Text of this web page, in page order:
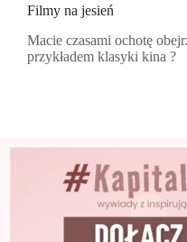
Filmy na jesień
Macie czasami ochotę
przykładem klasyki kina ?